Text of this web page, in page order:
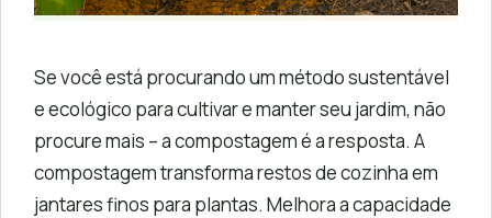
Se você está procurando um método sustentável
e ecológico para cultivar e manter seu jardim, não
procure mais – a compostagem é a resposta. A
compostagem transforma restos de cozinha em
jantares finos para plantas. Melhora a capacidade